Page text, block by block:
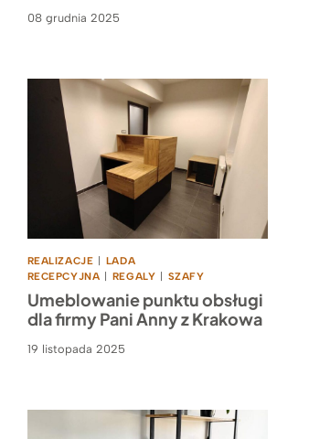
08 grudnia 2025
REALIZACJE
LADA
RECEPCYJNA
REGALY SZAFY
Umeblowanie punktu obsługi
dla firmy Pani Anny z Krakowa
19 listopada 2025